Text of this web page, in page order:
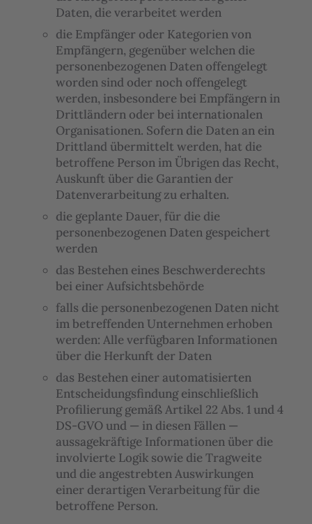
Daten, die verarbeitet werden
die Empfänger oder Kategorien von
Empfängern, gegenüber welchen die
personenbezogenen Daten offengelegt
worden sind oder noch offengelegt
werden, insbesondere bei Empfängern in
Drittländern oder bei internationalen
Organisationen. Sofern die Daten an ein
Drittland übermittelt werden, hat die
betroffene Person im Übrigen das Recht,
Auskunft über die Garantien der
Datenverarbeitung zu erhalten.
die geplante Dauer, für die die
personenbezogenen Daten gespeichert
werden
das Bestehen eines Beschwerderechts
bei einer Aufsichtsbehörde
falls die personenbezogenen Daten nicht
im betreffenden Unternehmen erhoben
werden: Alle verfügbaren Informationen
über die Herkunft der Daten
das Bestehen einer automatisierten
Entscheidungsfindung einschließlich
Profilierung gemäß Artikel 22 Abs. 1 und 4
DS-GVO und — in diesen Fällen —
aussagekräftige Informationen über die
involvierte Logik sowie die Tragweite
und die angestrebten Auswirkungen
einer derartigen Verarbeitung für die
betroffene Person.